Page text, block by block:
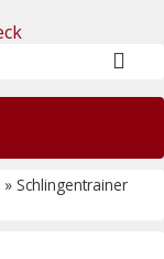
» Schlingentrainer